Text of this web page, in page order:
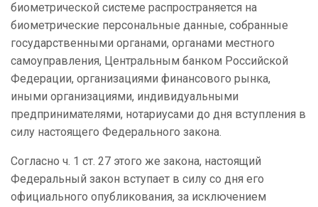
биометрической системе распространяется на
биометрические персональные данные, собранные
государственными органами, органами местного
самоуправления, Центральным банком Российской
Федерации, организациями финансового рынка,
иными организациями, индивидуальными
предпринимателями, нотариусами до дня вступления в
силу настоящего Федерального закона.
Согласно ч. 1 ст. 27 этого же закона, настоящий
Федеральный закон вступает в силу со дня его
официального опубликования, за исключением